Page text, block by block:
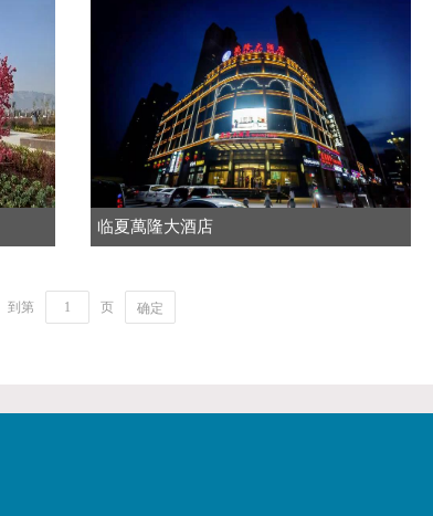
临夏萬隆大酒店
到第 页 确定